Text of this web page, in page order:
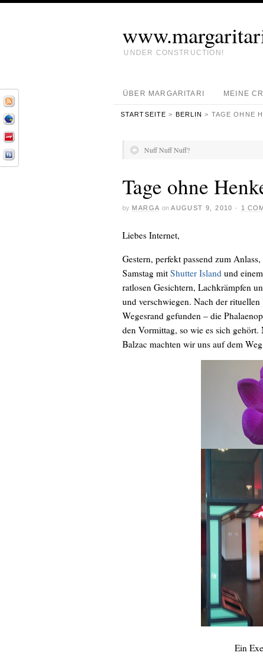
UNDER CONSTRUCTION!
ÜBER MARGARITARI MEINE
STARTSEITE > BERLIN > TAGE OHNE
Nuff Nuff Nuff?
Tage ohne
by MARGA on AUGUST 9, 2010 · 1
Liebes Internet,
Gestern, perfekt passend zum
Samstag mit Shutter Island und
ratlosen Gesichtern, Lachkrämpfen
und verschwiegen. Nach der
Wegesrand gefunden – die
den Vormittag, so wie es sich
Balzac machten wir uns auf dem
Ein